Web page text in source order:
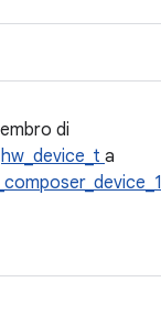
di
hw_device_t a